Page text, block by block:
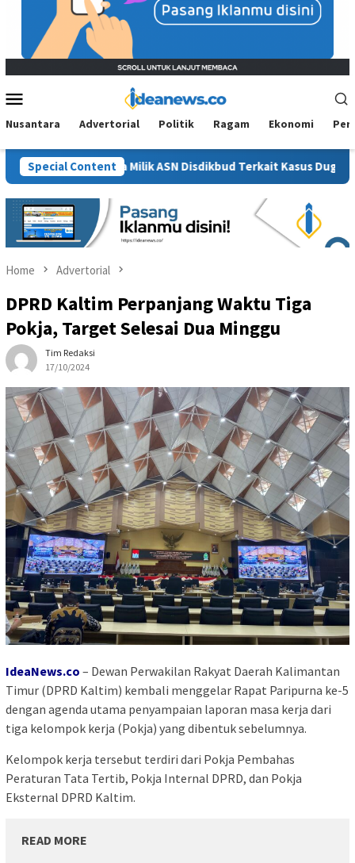
Menu
Nusantara Advertorial Politik Ragam Ekonomi
Special Content
Diduga Milik ASN Disdikbud Terkait Kasus Dugaan Korupsi
Home Advertorial
DPRD Kaltim Perpanjang Waktu Tiga
Pokja, Target Selesai Dua Minggu
Tim Redaksi
17/10/2024
IdeaNews.co – Dewan Perwakilan Rakyat Daerah Kalimantan
Timur (DPRD Kaltim) kembali menggelar Rapat Paripurna ke-5
dengan agenda utama penyampaian laporan masa kerja dari
tiga kelompok kerja (Pokja) yang dibentuk sebelumnya.
Kelompok kerja tersebut terdiri dari Pokja Pembahas
Peraturan Tata Tertib, Pokja Internal DPRD, dan Pokja
Eksternal DPRD Kaltim.
READ MORE